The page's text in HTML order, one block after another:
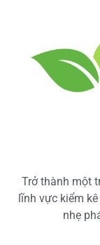
Trở thành một
lĩnh vực kiểm
nhẹ